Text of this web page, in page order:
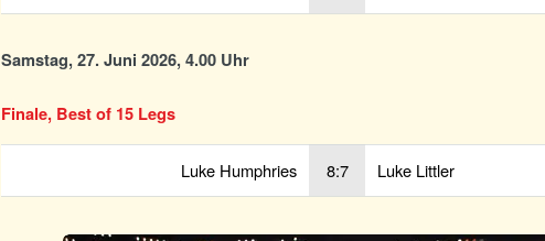
Samstag, 27. Juni 2026, 4.00 Uhr
Finale, Best of 15 Legs
Luke Humphries 8:7 Luke Littler